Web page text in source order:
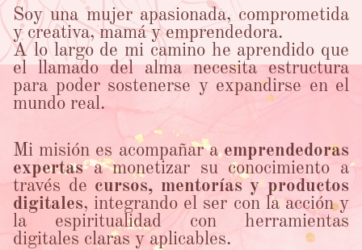
Soy una mujer apasionada, comprometida
y creativa, mamá y emprendedora.
A lo largo de mi camino he aprendido que
el llamado del alma necesita estructura
para poder sostenerse y expandirse en el
mundo real.
Mi misión es acompañar aemprendedoras
expertasa monetizar su conocimiento a
través de cursos, mentorías y productos
digitales, integrando el ser con la acción y
la espiritualidad con herramientas
digitales claras y aplicables.